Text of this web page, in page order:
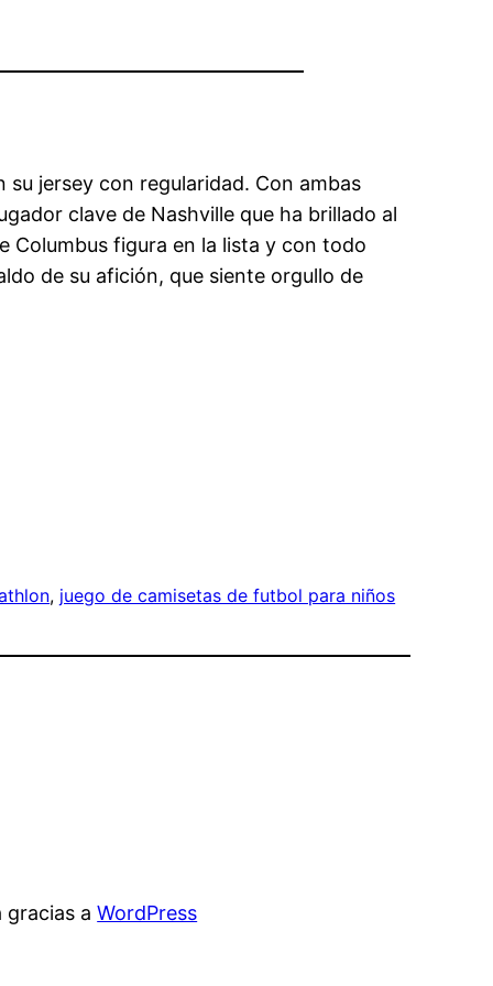
jersey con regularidad. Con ambas
clave de Nashville que ha brillado al
Columbus figura en la lista y con todo
de su afición, que siente orgullo de
, juego de camisetas de futbol para niños
gracias aWordPress